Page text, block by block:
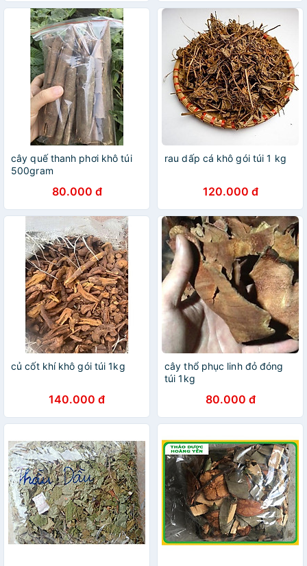
cây quế thanh phơi khô túi
500gram
80.000 đ
rau dấp cá khô gói túi 1 kg
120.000 đ
củ cốt khí khô gói túi 1kg
140.000 đ
cây thổ phục linh đỏ đóng
túi 1kg
80.000 đ